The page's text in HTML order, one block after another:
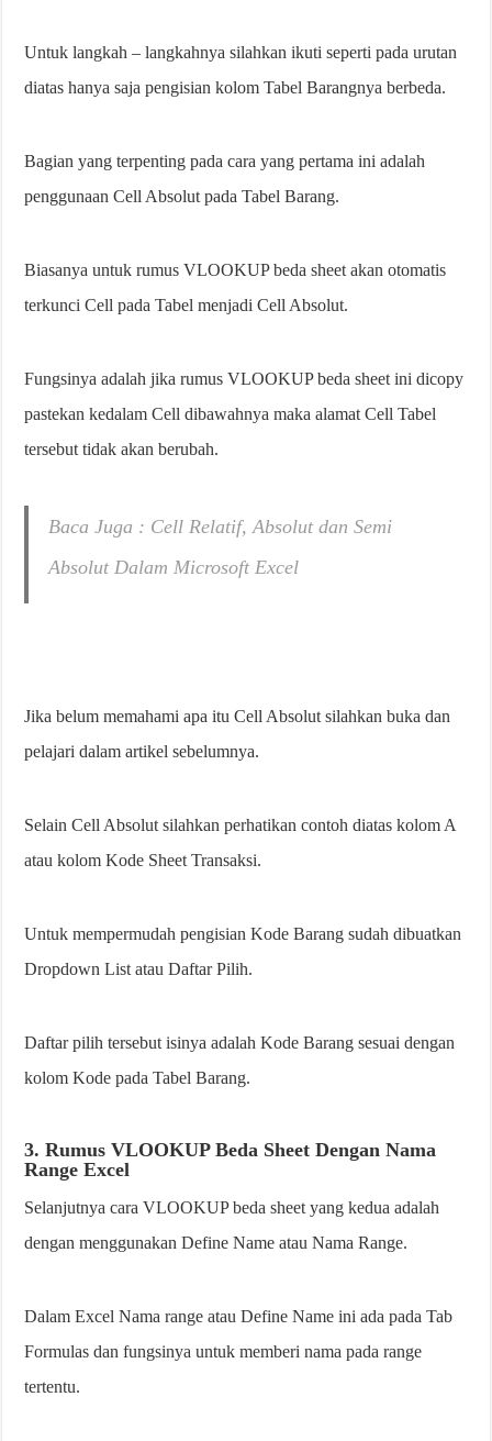
Untuk langkah – langkahnya silahkan ikuti seperti pada urutan
diatas hanya saja pengisian kolom Tabel Barangnya berbeda.
Bagian yang terpenting pada cara yang pertama ini adalah
penggunaan Cell Absolut pada Tabel Barang.
Biasanya untuk rumus VLOOKUP beda sheet akan otomatis
terkunci Cell pada Tabel menjadi Cell Absolut.
Fungsinya adalah jika rumus VLOOKUP beda sheet ini dicopy
pastekan kedalam Cell dibawahnya maka alamat Cell Tabel
tersebut tidak akan berubah.
Baca Juga : Cell Relatif, Absolut dan Semi
Absolut Dalam Microsoft Excel
Jika belum memahami apa itu Cell Absolut silahkan buka dan
pelajari dalam artikel sebelumnya.
Selain Cell Absolut silahkan perhatikan contoh diatas kolom A
atau kolom Kode Sheet Transaksi.
Untuk mempermudah pengisian Kode Barang sudah dibuatkan
Dropdown List atau Daftar Pilih.
Daftar pilih tersebut isinya adalah Kode Barang sesuai dengan
kolom Kode pada Tabel Barang.
3. Rumus VLOOKUP Beda Sheet Dengan Nama
Range Excel
Selanjutnya cara VLOOKUP beda sheet yang kedua adalah
dengan menggunakan Define Name atau Nama Range.
Dalam Excel Nama range atau Define Name ini ada pada Tab
Formulas dan fungsinya untuk memberi nama pada range
tertentu.